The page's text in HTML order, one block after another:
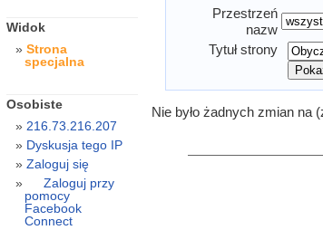
Przestrzeń
nazw
Tytuł strony
Nie było żadnych zmian na
Widok
Strona
specjalna
Osobiste
216.73.216.207
Dyskusja tego IP
Zaloguj się
Zaloguj przy
pomocy
Facebook
Connect